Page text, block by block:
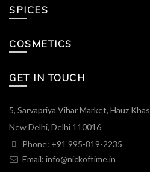
SPICES
COSMETICS
GET IN TOUCH
5, Sarvapriya Vihar Market, Hauz Khas
New Delhi, Delhi 110016
Phone: +91 995-819-2235
Email: info@nickoftime.in